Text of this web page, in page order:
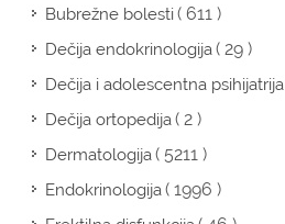
Bubrežne bolesti( 611 )
Dečija endokrinologija( 29 )
Dečija i adolescentna psihijatrija
Dečija ortopedija( 2 )
Dermatologija( 5211 )
Endokrinologija( 1996 )